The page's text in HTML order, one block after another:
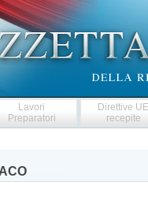
Lavori
Preparatori
Direttive
recepite